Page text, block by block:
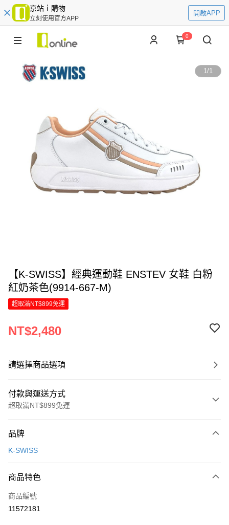
京站ｉ購物
立刻使用官方APP
開啟APP
0
1/1
【K-SWISS】經典運動鞋 ENSTEV 女鞋 白粉
紅奶茶色(9914-667-M)
超取滿NT$899免運
NT$2,480
請選擇商品選項
付款與運送方式
超取滿NT$899免運
信用卡一次付款
Apple Pay
街口支付
品牌
K-SWISS
商品特色
商品編號
11572181